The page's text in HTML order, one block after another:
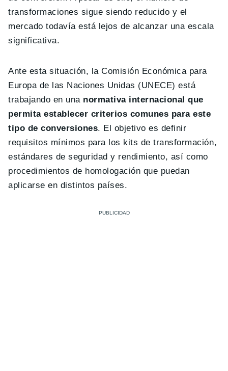
transformaciones sigue siendo reducido y el
mercado todavía está lejos de alcanzar una escala
significativa.
Ante esta situación, la Comisión Económica para
Europa de las Naciones Unidas (UNECE) está
trabajando en unanormativa internacional que
permita establecer criterios comunes para este
tipo de conversiones. El objetivo es definir
requisitos mínimos para los kits de transformación,
estándares de seguridad y rendimiento, así como
procedimientos de homologación que puedan
aplicarse en distintos países.